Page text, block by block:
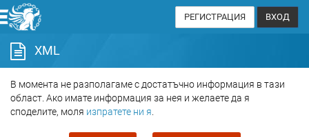
РЕГИСТРАЦИЯ ВХОД
XML
В момента не разполагаме с достатъчно информация в тази
област. Ако имате информация за нея и желаете да я
споделите, моля изпратете ни я